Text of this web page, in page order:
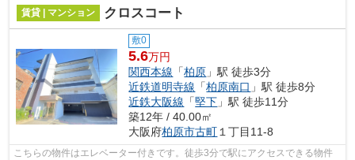
賃貸 | マンション クロスコート
敷0
5.6万円
関西本線 「柏原 」駅 徒歩3分
近鉄道明寺線 「柏原南口 」駅 徒歩8分
近鉄大阪線 「堅下 」駅 徒歩11分
築12年 / 40.00㎡
大阪府柏原市古町１丁目11-8
こちらの物件はエレベーター付きです。徒歩3分で駅にアクセスできる物件